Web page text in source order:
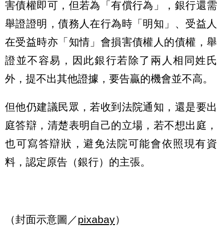
害債權即可，但若為「有償行為」，銀行還需
舉證證明，債務人在行為時「明知」、受益人
在受益時亦「知情」會損害債權人的債權，舉
證並不容易，因此銀行若除了兩人相同姓氏
外，提不出其他證據，要告贏的機會並不高。
但他仍建議民眾，若收到法院通知，還是要出
庭答辯，清楚表明自己的立場，若不想出庭，
也可寫答辯狀，避免法院可能會依照現有資
料，認定原告（銀行）的主張。
（封面示意圖／pixabay）